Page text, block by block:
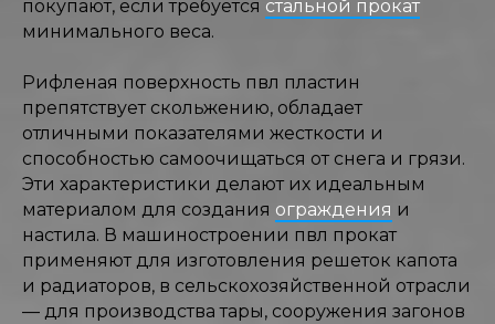
покупают, если требуется стальной прокат
минимального веса.
Рифленая поверхность пвл пластин
препятствует скольжению, обладает
отличными показателями жесткости и
способностью самоочищаться от снега и грязи.
Эти характеристики делают их идеальным
материалом для создания ограждения и
настила. В машиностроении пвл прокат
применяют для изготовления решеток капота
и радиаторов, в сельскохозяйственной отрасли
— для производства тары, сооружения загонов